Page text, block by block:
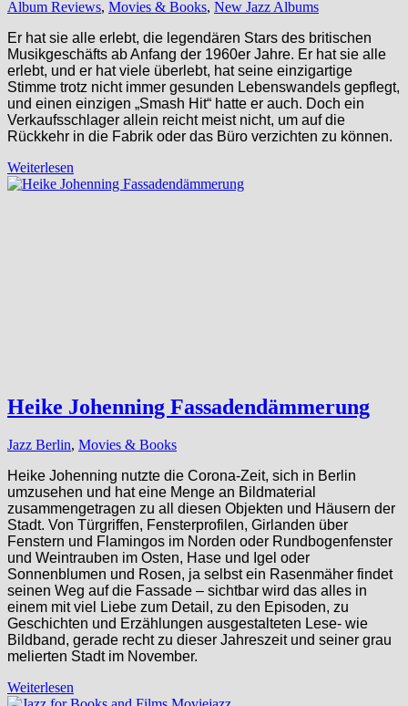
Album Reviews, Movies & Books, New Jazz Albums
Er hat sie alle erlebt, die legendären Stars des britischen
Musikgeschäfts ab Anfang der 1960er Jahre. Er hat sie alle
erlebt, und er hat viele überlebt, hat seine einzigartige
Stimme trotz nicht immer gesunden Lebenswandels gepflegt,
und einen einzigen „Smash Hit“ hatte er auch. Doch ein
Verkaufsschlager allein reicht meist nicht, um auf die
Rückkehr in die Fabrik oder das Büro verzichten zu können.
Weiterlesen
Heike Johenning Fassadendämmerung
Jazz Berlin, Movies & Books
Heike Johenning nutzte die Corona-Zeit, sich in Berlin
umzusehen und hat eine Menge an Bildmaterial
zusammengetragen zu all diesen Objekten und Häusern der
Stadt. Von Türgriffen, Fensterprofilen, Girlanden über
Fenstern und Flamingos im Norden oder Rundbogenfenster
und Weintrauben im Osten, Hase und Igel oder
Sonnenblumen und Rosen, ja selbst ein Rasenmäher findet
seinen Weg auf die Fassade – sichtbar wird das alles in
einem mit viel Liebe zum Detail, zu den Episoden, zu
Geschichten und Erzählungen ausgestalteten Lese- wie
Bildband, gerade recht zu dieser Jahreszeit und seiner grau
melierten Stadt im November.
Weiterlesen